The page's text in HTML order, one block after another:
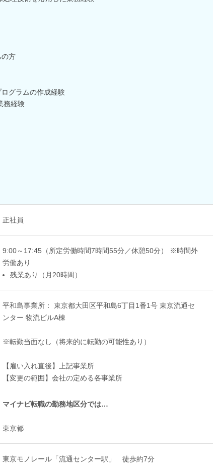
の方
グラムの作成経験
務経験
正社員
9:00～17:45（所定労働時間7時間55分／休憩50分） ※時間外
労働あり
残業あり（月20時間）
平和島事業所： 東京都大田区平和島6丁目1番1号 東京流通セ
ンター 物流ビルA棟
※転勤当面なし（将来的に転勤の可能性あり）
【雇い入れ直後】上記事業所
【変更の範囲】会社の定める各事業所
マイナビ転職の勤務地区分では…
東京都
東京モノレール「流通センター駅」 徒歩約7分